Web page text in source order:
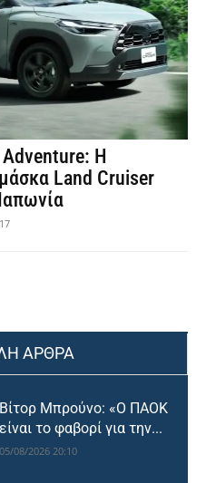
Η
Land Cruiser
ΑΡΘΡΑ
Βίτορ Μπρούνο: «Ο ΠΑΟΚ
είναι το φαβορί για την...
05/08/2026 20:10